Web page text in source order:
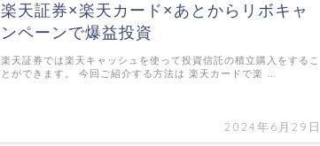
楽天証券×楽天カード×あとからリボキャ
ンペーンで爆益投資
2024年6月29日
楽天証券では楽天キャッシュを使って投資信託の積立購入をするこ
とができます。 今回ご紹介する方法は 楽天カードで楽 …